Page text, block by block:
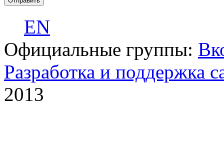
EN
Официальные группы:
Разработка и поддержка
2013